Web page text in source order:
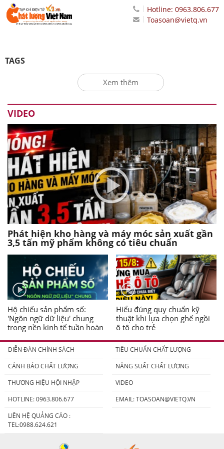
Hotline: 0963.806.677
Toasoan@vietq.vn
TAGS
Xem thêm
VIDEO
Phát hiện kho hàng và máy móc sản xuất gần
3,5 tấn mỹ phẩm không có tiêu chuẩn
Hộ chiếu sản phẩm số:
'Ngôn ngữ dữ liệu' chung
trong nền kinh tế tuần hoàn
Hiểu đúng quy chuẩn kỹ
thuật khi lựa chọn ghế ngồi
ô tô cho trẻ
DIỄN ĐÀN CHÍNH SÁCH
TIÊU CHUẨN CHẤT LƯỢNG
CẢNH BÁO CHẤT LƯỢNG
NĂNG SUẤT CHẤT LƯỢNG
THƯƠNG HIỆU HỘI NHẬP
VIDEO
HOTLINE: 0963.806.677
EMAIL:TOASOAN@VIETQ.VN
LIÊN HỆ QUẢNG CÁO :
TEL:0988.624.621